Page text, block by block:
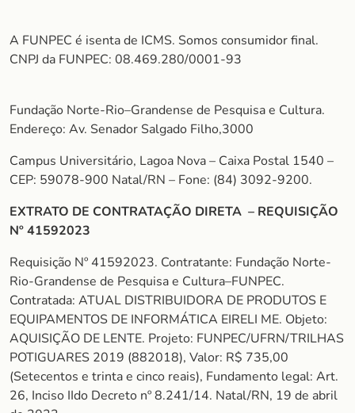
A FUNPEC é isenta de ICMS. Somos consumidor final.
CNPJ da FUNPEC: 08.469.280/0001-93
Fundação Norte-Rio–Grandense de Pesquisa e Cultura.
Endereço: Av. Senador Salgado Filho,3000
Campus Universitário, Lagoa Nova – Caixa Postal 1540 –
CEP: 59078-900 Natal/RN – Fone: (84) 3092-9200.
EXTRATO DE CONTRATAÇÃO DIRETA – REQUISIÇÃO
Nº 41592023
Requisição Nº 41592023. Contratante: Fundação Norte-
Rio-Grandense de Pesquisa e Cultura–FUNPEC.
Contratada: ATUAL DISTRIBUIDORA DE PRODUTOS E
EQUIPAMENTOS DE INFORMÁTICA EIRELI ME. Objeto:
AQUISIÇÃO DE LENTE. Projeto: FUNPEC/UFRN/TRILHAS
POTIGUARES 2019 (882018), Valor: R$ 735,00
(Setecentos e trinta e cinco reais), Fundamento legal: Art.
26, Inciso IIdo Decreto nº 8.241/14. Natal/RN, 19 de abril